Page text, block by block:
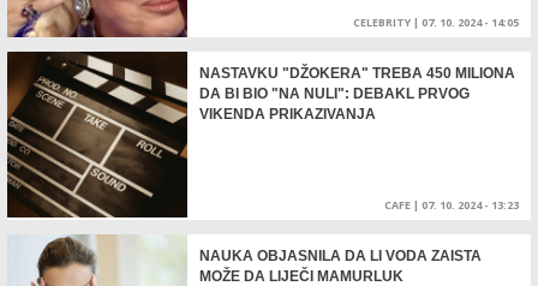
CELEBRITY | 07. 10. 2024 - 14:05
NASTAVKU "DŽOKERA" TREBA 450 MILIONA
DA BI BIO "NA NULI": DEBAKL PRVOG
VIKENDA PRIKAZIVANJA
CAFE | 07. 10. 2024 - 13:23
NAUKA OBJASNILA DA LI VODA ZAISTA
MOŽE DA LIJEČI MAMURLUK